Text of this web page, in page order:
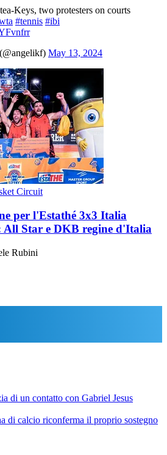
Keys, two protesters on courts
#tennis #ibi
May 13, 2024
Circuit
per l'Estathé 3x3 Italia
All Star e DKB regine d'Italia
Rubini
di un contatto con Gabriel Jesus
di calcio riconferma il proprio sostegno